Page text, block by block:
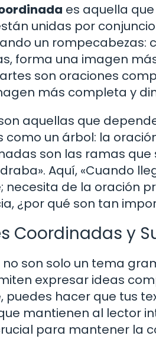
es aquella
unidas por
un rompecabezas:
forma una imagen
son oraciones
más completa y
aquellas que
un árbol: la
son las ramas que
Aquí, «Cuando
de la oración
¿por qué son tan
Coordinadas y
son solo un tema
expresar ideas
hacer que tus
mantienen al lector
para mantener la